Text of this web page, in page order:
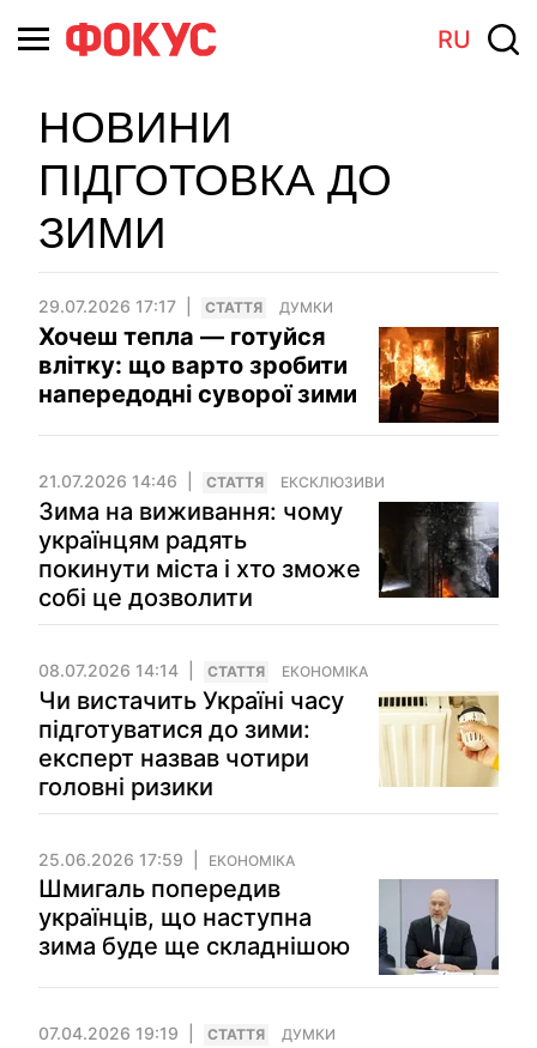
RU
НОВИНИ
ПІДГОТОВКА ДО
ЗИМИ
29.07.2026 17:17 СТАТТЯ ДУМКИ
Хочеш тепла — готуйся
влітку: що варто зробити
напередодні суворої зими
21.07.2026 14:46 СТАТТЯ ЕКСКЛЮЗИВИ
Зима на виживання: чому
українцям радять
покинути міста і хто зможе
собі це дозволити
08.07.2026 14:14 СТАТТЯ ЕКОНОМІКА
Чи вистачить Україні часу
підготуватися до зими:
експерт назвав чотири
головні ризики
25.06.2026 17:59 ЕКОНОМІКА
Шмигаль попередив
українців, що наступна
зима буде ще складнішою
07.04.2026 19:19 СТАТТЯ ДУМКИ